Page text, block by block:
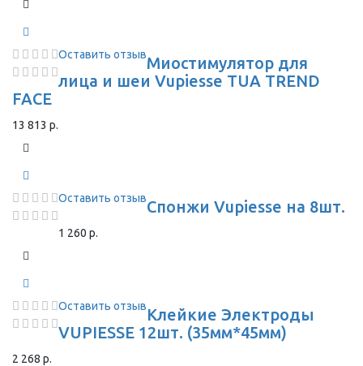
Оставить отзывМиостимулятор для
лица и шеи Vupiesse TUA TREND
FACE
13 813 р.
Оставить отзывСпонжи Vupiesse на 8шт.
1 260 р.
Оставить отзывКлейкие Электроды
VUPIESSE 12шт. (35мм*45мм)
2 268 р.